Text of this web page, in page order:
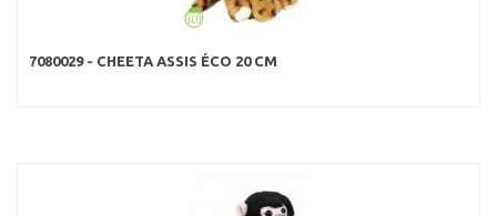
7080029 - CHEETA ASSIS ÉCO 20 CM